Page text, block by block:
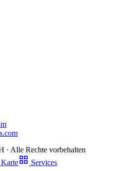
· Alle Rechte vorbehalten
Karte Services